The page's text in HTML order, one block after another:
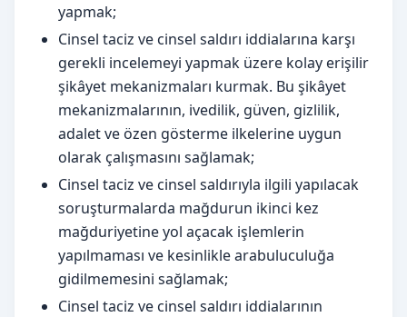
yapmak;
Cinsel taciz ve cinsel saldırı iddialarına karşı
gerekli incelemeyi yapmak üzere kolay erişilir
şikâyet mekanizmaları kurmak. Bu şikâyet
mekanizmalarının, ivedilik, güven, gizlilik,
adalet ve özen gösterme ilkelerine uygun
olarak çalışmasını sağlamak;
Cinsel taciz ve cinsel saldırıyla ilgili yapılacak
soruşturmalarda mağdurun ikinci kez
mağduriyetine yol açacak işlemlerin
yapılmaması ve kesinlikle arabuluculuğa
gidilmemesini sağlamak;
Cinsel taciz ve cinsel saldırı iddialarının